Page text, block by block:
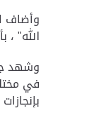
وأضاف
الله"
وشهد
في